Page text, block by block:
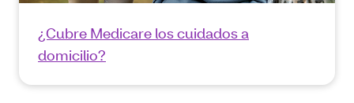
¿Cubre Medicare los cuidados a
domicilio?